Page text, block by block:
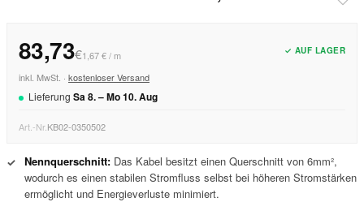
83,73€1,67 € / m ✓ AUF LAGER
inkl. MwSt. · kostenloser Versand
Lieferung Sa8. –Mo10.Aug
Art.-Nr.KB02-0350502
✓ Nennquerschnitt: Das Kabel besitzt einen Querschnitt von 6mm²,
wodurch es einen stabilen Stromfluss selbst bei höheren Stromstärken
ermöglicht und Energieverluste minimiert.